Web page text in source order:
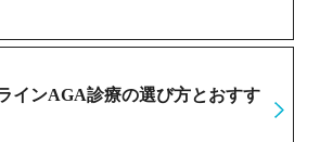
インAGA診療の選び方とおすす